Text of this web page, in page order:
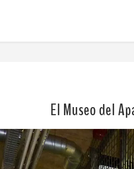
El Museo del